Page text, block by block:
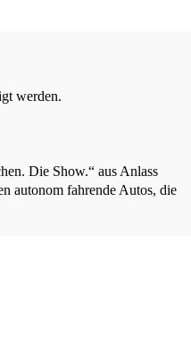
werden.
Die Show.“ aus Anlass
autonom fahrende Autos, die